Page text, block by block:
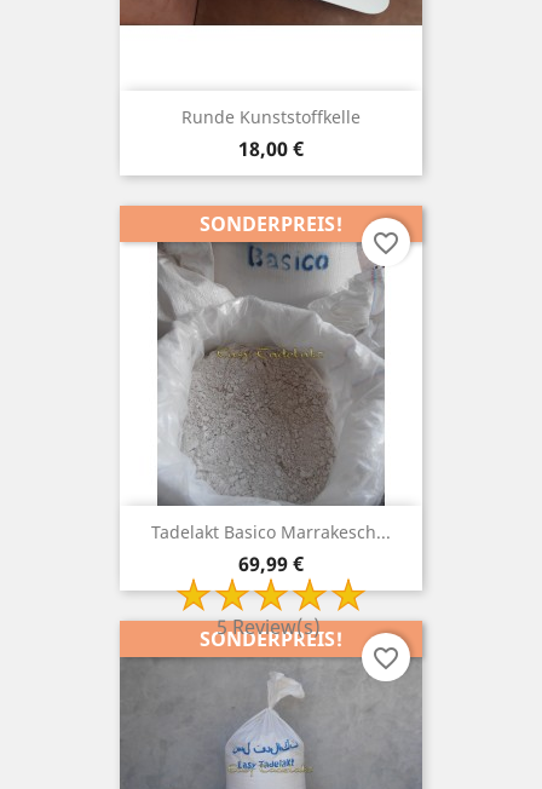
Runde Kunststoffkelle
Preis
18,00 €
Tadelakt Basico Marrakesch...
Preis
69,99 €
5 Review(s)
SONDERPREIS!
favorite_border
SONDERPREIS!
favorite_border